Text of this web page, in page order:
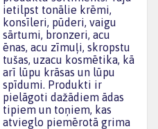
ietilpst tonālie krēmi,
konsīleri, pūderi, vaigu
sārtumi, bronzeri, acu
ēnas, acu zīmuļi, skropstu
tušas, uzacu kosmētika, kā
arī lūpu krāsas un lūpu
spīdumi. Produkti ir
pielāgoti dažādiem ādas
tipiem un toņiem, kas
atvieglo piemērotā grima